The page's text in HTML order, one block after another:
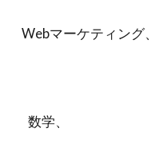
Webマーケティング、
数学、